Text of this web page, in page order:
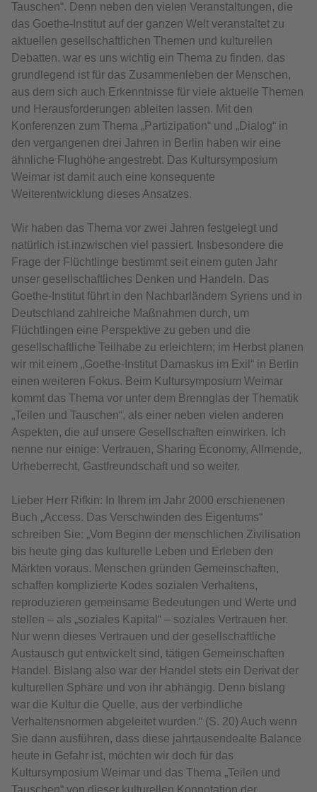
Tauschen“. Denn neben den vielen Veranstaltungen, die
das Goethe-Institut auf der ganzen Welt veranstaltet zu
aktuellen gesellschaftlichen Themen und kulturellen
Debatten, war es uns wichtig ein Thema zu finden, das
grundlegend ist für das Zusammenleben der Menschen,
aus dem sich auch Erkenntnisse für viele aktuelle Themen
und Herausforderungen ableiten lassen. Mit den
Konferenzen zum Thema „Partizipation“ und „Dialog“ in
den vergangenen drei Jahren in Berlin haben wir eine
ähnliche Flughöhe angestrebt. Das Kultursymposium
Weimar ist damit auch eine konsequente
Weiterentwicklung dieses Ansatzes.
Wir haben das Thema vor zwei Jahren festgelegt und
natürlich ist inzwischen viel passiert. Insbesondere die
Frage der Flüchtlinge bestimmt seit einem guten Jahr
unser gesellschaftliches Denken und Handeln. Das
Goethe-Institut führt in den Nachbarländern Syriens und in
Deutschland zahlreiche Maßnahmen durch, um
Flüchtlingen eine Perspektive zu geben und die
gesellschaftliche Teilhabe zu erleichtern; im Herbst planen
wir mit einem „Goethe-Institut Damaskus im Exil“ in Berlin
einen weiteren Fokus. Beim Kultursymposium Weimar
kommt das Thema vor unter dem Brennglas der Thematik
„Teilen und Tauschen“, als einer neben vielen anderen
Aspekten, die auf unsere Gesellschaften einwirken. Ich
nenne nur einige: Vertrauen, Sharing Economy, Allmende,
Urheberrecht, Gastfreundschaft und so weiter.
Lieber Herr Rifkin: In Ihrem im Jahr 2000 erschienenen
Buch „Access. Das Verschwinden des Eigentums“
schreiben Sie: „Vom Beginn der menschlichen Zivilisation
bis heute ging das kulturelle Leben und Erleben den
Märkten voraus. Menschen gründen Gemeinschaften,
schaffen komplizierte Kodes sozialen Verhaltens,
reproduzieren gemeinsame Bedeutungen und Werte und
stellen – als „soziales Kapital“ – soziales Vertrauen her.
Nur wenn dieses Vertrauen und der gesellschaftliche
Austausch gut entwickelt sind, tätigen Gemeinschaften
Handel. Bislang also war der Handel stets ein Derivat der
kulturellen Sphäre und von ihr abhängig. Denn bislang
war die Kultur die Quelle, aus der verbindliche
Verhaltensnormen abgeleitet wurden.“ (S. 20) Auch wenn
Sie dann ausführen, dass diese jahrtausendealte Balance
heute in Gefahr ist, möchten wir doch für das
Kultursymposium Weimar und das Thema „Teilen und
Tauschen“ von dieser kulturellen Konnotation der